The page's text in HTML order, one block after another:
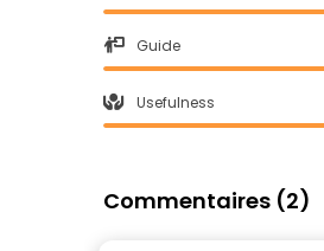
Guide
Usefulness
Commentaires (2)